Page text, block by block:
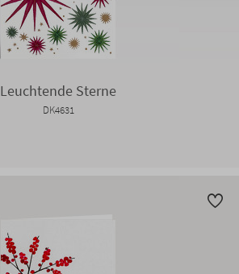
Leuchtende Sterne
DK4631